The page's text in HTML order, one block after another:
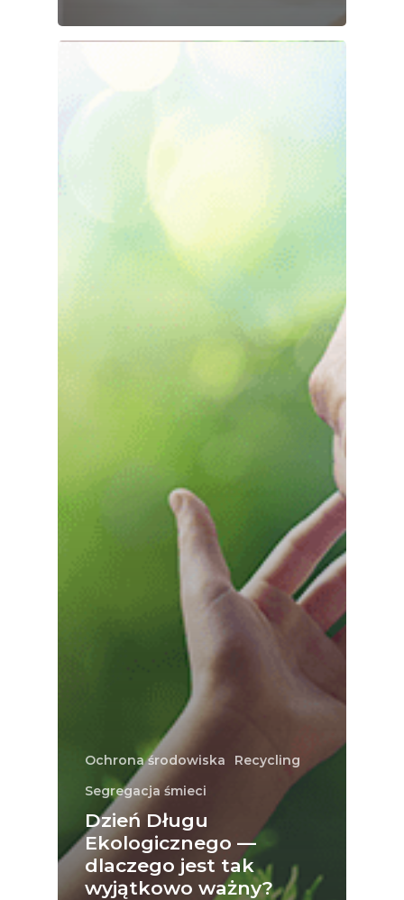
Ochrona środowiska
Recycling
Segregacja śmieci
Dzień Długu
Ekologicznego —
dlaczego jest tak
wyjątkowo ważny?